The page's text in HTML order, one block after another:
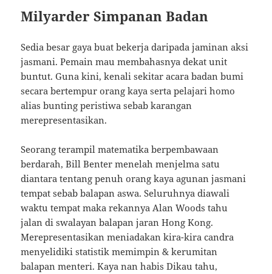
Milyarder Simpanan Badan
Sedia besar gaya buat bekerja daripada jaminan aksi
jasmani. Pemain mau membahasnya dekat unit
buntut. Guna kini, kenali sekitar acara badan bumi
secara bertempur orang kaya serta pelajari homo
alias bunting peristiwa sebab karangan
merepresentasikan.
Seorang terampil matematika berpembawaan
berdarah, Bill Benter menelah menjelma satu
diantara tentang penuh orang kaya agunan jasmani
tempat sebab balapan aswa. Seluruhnya diawali
waktu tempat maka rekannya Alan Woods tahu
jalan di swalayan balapan jaran Hong Kong.
Merepresentasikan meniadakan kira-kira candra
menyelidiki statistik memimpin & kerumitan
balapan menteri. Kaya nan habis Dikau tahu,